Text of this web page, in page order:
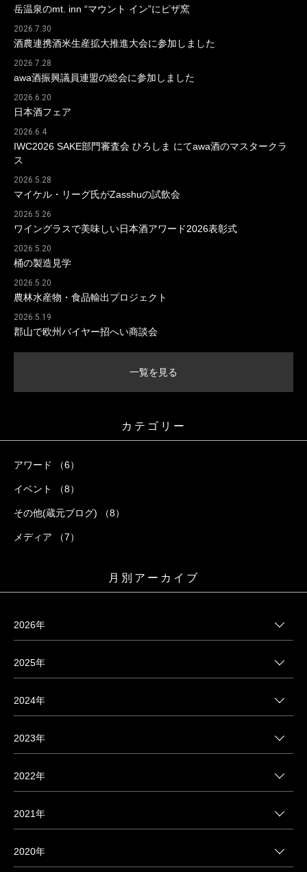
岳温泉のmt. inn “マウント イン”にピザ窯
2026.7.30
酒農連携酒米生産拡大推進大会に参加しました
2026.7.28
awa酒振興議員連盟の総会に参加しました
2026.6.20
日本酒フェア
2026.6.4
IWC2026 SAKE部門審査会 ひろしま にてawa酒のマスタークラ
ス
2026.5.28
マイケル・リーグ氏がZasshuの試飲会
2026.5.26
ワイングラスで美味しい日本酒アワード2026表彰式
2026.5.20
桶の製造見学
2026.5.20
農林水産物・食品輸出プロジェクト
2026.5.19
郡山で欧州バイヤー招へい商談会
一覧を見る
カテゴリー
アワード （6）
イベント （8）
その他(蔵元ブログ) （8）
メディア （7）
月別アーカイブ
2026年
2025年
2024年
2023年
2022年
2021年
2020年